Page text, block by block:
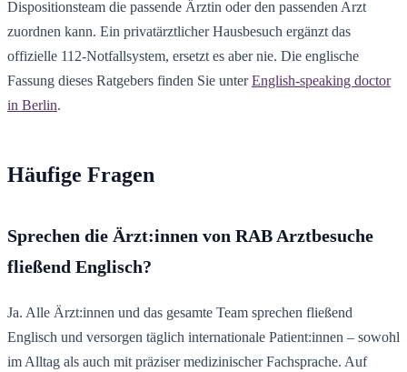
Dispositionsteam die passende Ärztin oder den passenden Arzt
zuordnen kann. Ein privatärztlicher Hausbesuch ergänzt das
offizielle 112-Notfallsystem, ersetzt es aber nie. Die englische
Fassung dieses Ratgebers finden Sie unterEnglish-speaking doctor
in Berlin.
Häufige Fragen
Sprechen die Ärzt:innen von RAB Arztbesuche
fließend Englisch?
Ja. Alle Ärzt:innen und das gesamte Team sprechen fließend
Englisch und versorgen täglich internationale Patient:innen – sowohl
im Alltag als auch mit präziser medizinischer Fachsprache. Auf